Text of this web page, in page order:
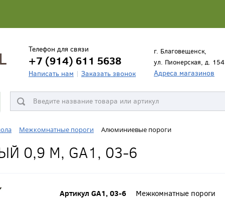
Телефон для связи
+7 (914) 611 5638
Написать нам Заказать звонок
г. Благовещенск,
ул. Пионерская, д. 154
Адреса магазинов
Межкомнатные пороги Алюминиевые пороги
0,9 М, GA1, 03-6
Артикул GA1, 03-6 Межкомнатные пороги